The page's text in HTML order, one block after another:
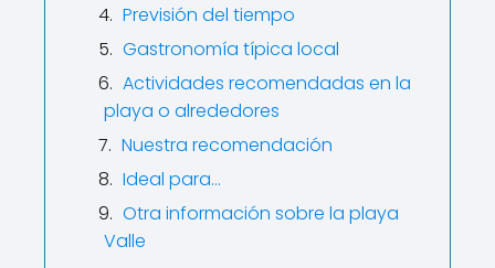
Previsión del tiempo
Gastronomía típica local
Actividades recomendadas en la
playa o alrededores
Nuestra recomendación
Ideal para...
Otra información sobre la playa
Valle